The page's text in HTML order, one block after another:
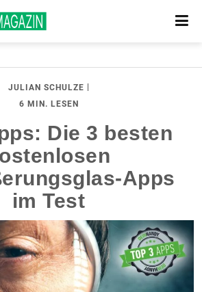
JULIAN SCHULZE
6 MIN. LESEN
Die 3 besten
Apps
im Test